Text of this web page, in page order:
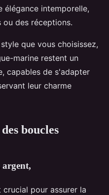
élégance intemporelle,
des réceptions.
que vous choisissez,
marine restent un
capables de s'adapter
leur charme
boucles
crucial pour assurer la